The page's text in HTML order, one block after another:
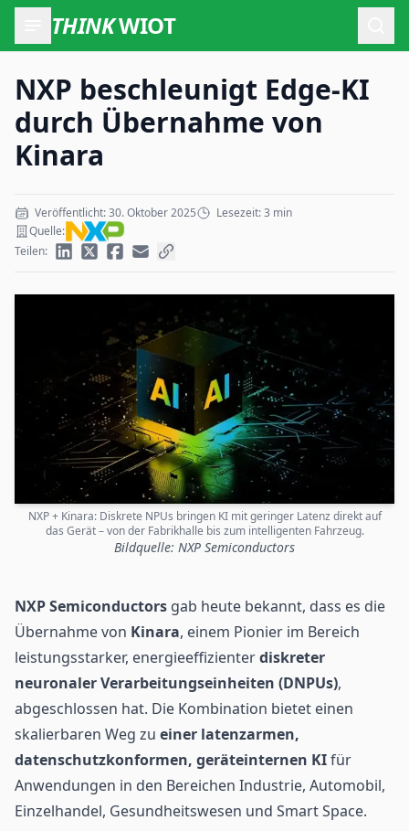
THINKWIOT
NXP beschleunigt Edge-KI
durch Übernahme von
Kinara
Veröffentlicht: 30. Oktober 2025
Lesezeit: 3 min
Quelle:
Teilen:
NXP + Kinara: Diskrete NPUs bringen KI mit geringer Latenz direkt auf
das Gerät – von der Fabrikhalle bis zum intelligenten Fahrzeug.
Bildquelle: NXP Semiconductors
NXP Semiconductors gab heute bekannt, dass es die
Übernahme von Kinara, einem Pionier im Bereich
leistungsstarker, energieeffizienterdiskreter
neuronaler Verarbeitungseinheiten (DNPUs),
abgeschlossen hat. Die Kombination bietet einen
skalierbaren Weg zu einer latenzarmen,
datenschutzkonformen, geräteinternen KIfür
Anwendungen in den Bereichen Industrie, Automobil,
Einzelhandel, Gesundheitswesen und Smart Space.